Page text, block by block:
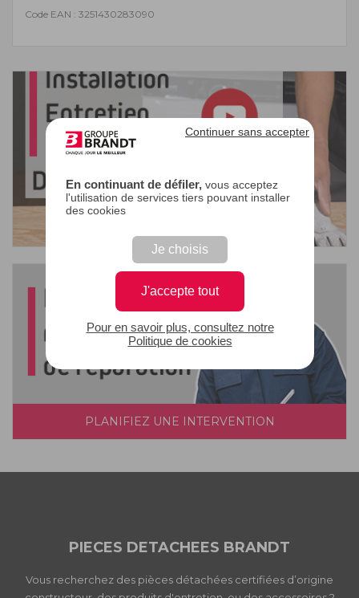
En continuant de défiler,vous acceptez
l'utilisation de services tiers pouvant installer
des cookies
Je choisis
J'accepte tout
Continuer sans accepter
Pour en savoir plus, consultez notre
Politique de cookies
Code EAN : 3251430283090
PLANIFIEZ UNE INTERVENTION
PIECES DETACHEES BRANDT
Vous recherchez des pièces détachées certifiées d’origine